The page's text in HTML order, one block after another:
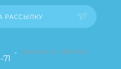
РАССЫЛКУ
ЗАКАЗАТЬ ЗВОНОК